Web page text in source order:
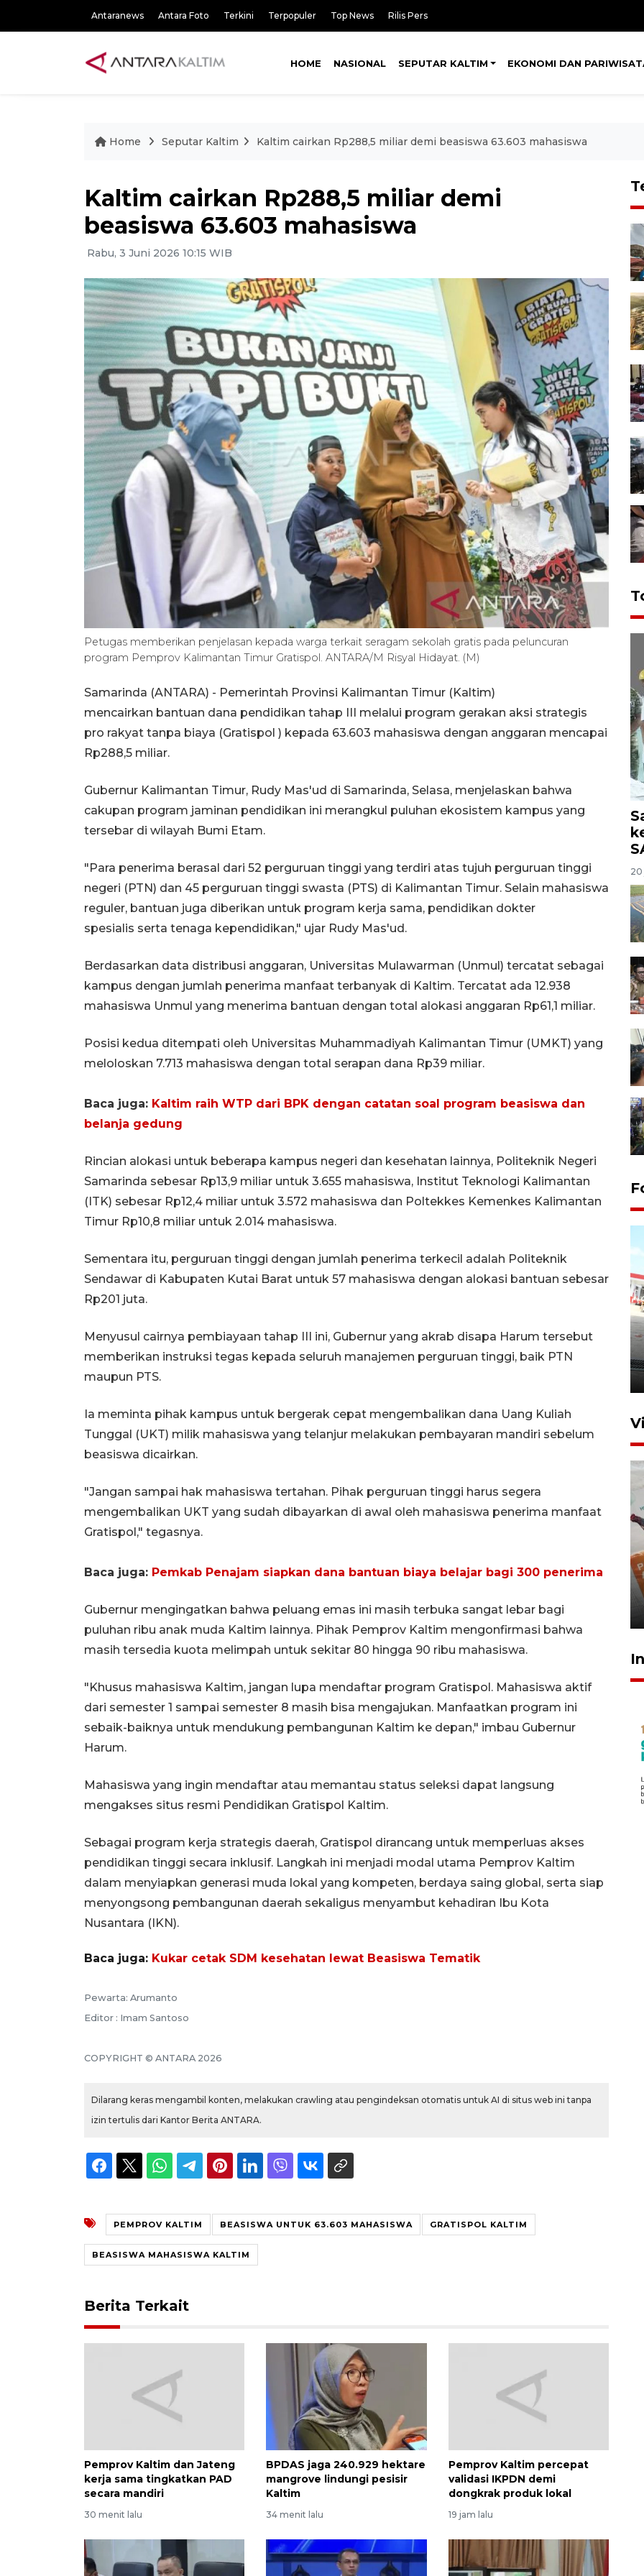
Antaranews Antara Foto Terkini Terpopuler Top News Rilis Pers
HOME NASIONAL SEPUTAR KALTIM EKONOMI DAN
Home Seputar Kaltim Kaltim cairkan Rp288,5 miliar demi beasiswa 63.603 mahasiswa
Kaltim cairkan Rp288,5 miliar demi
beasiswa 63.603 mahasiswa
Rabu, 3 Juni 2026 10:15 WIB
Petugas memberikan penjelasan kepada warga terkait seragam sekolah gratis pada peluncuran
program Pemprov Kalimantan Timur Gratispol. ANTARA/M Risyal Hidayat. (M)
Samarinda (ANTARA) - Pemerintah Provinsi Kalimantan Timur (Kaltim)
mencairkan bantuan dana pendidikan tahap III melalui program gerakan aksi strategis
pro rakyat tanpa biaya (Gratispol ) kepada 63.603 mahasiswa dengan anggaran mencapai
Rp288,5 miliar.
Gubernur Kalimantan Timur, Rudy Mas'ud di Samarinda, Selasa, menjelaskan bahwa
cakupan program jaminan pendidikan ini merangkul puluhan ekosistem kampus yang
tersebar di wilayah Bumi Etam.
"Para penerima berasal dari 52 perguruan tinggi yang terdiri atas tujuh perguruan tinggi
negeri (PTN) dan 45 perguruan tinggi swasta (PTS) di Kalimantan Timur. Selain mahasiswa
reguler, bantuan juga diberikan untuk program kerja sama, pendidikan dokter
spesialis serta tenaga kependidikan," ujar Rudy Mas'ud.
Berdasarkan data distribusi anggaran, Universitas Mulawarman (Unmul) tercatat sebagai
kampus dengan jumlah penerima manfaat terbanyak di Kaltim. Tercatat ada 12.938
mahasiswa Unmul yang menerima bantuan dengan total alokasi anggaran Rp61,1 miliar.
Posisi kedua ditempati oleh Universitas Muhammadiyah Kalimantan Timur (UMKT) yang
meloloskan 7.713 mahasiswa dengan total serapan dana Rp39 miliar.
Baca juga: Kaltim raih WTP dari BPK dengan catatan soal program beasiswa dan
belanja gedung
Rincian alokasi untuk beberapa kampus negeri dan kesehatan lainnya, Politeknik Negeri
Samarinda sebesar Rp13,9 miliar untuk 3.655 mahasiswa, Institut Teknologi Kalimantan
(ITK) sebesar Rp12,4 miliar untuk 3.572 mahasiswa dan Poltekkes Kemenkes Kalimantan
Timur Rp10,8 miliar untuk 2.014 mahasiswa.
Sementara itu, perguruan tinggi dengan jumlah penerima terkecil adalah Politeknik
Sendawar di Kabupaten Kutai Barat untuk 57 mahasiswa dengan alokasi bantuan sebesar
Rp201 juta.
Menyusul cairnya pembiayaan tahap III ini, Gubernur yang akrab disapa Harum tersebut
memberikan instruksi tegas kepada seluruh manajemen perguruan tinggi, baik PTN
maupun PTS.
Ia meminta pihak kampus untuk bergerak cepat mengembalikan dana Uang Kuliah
Tunggal (UKT) milik mahasiswa yang telanjur melakukan pembayaran mandiri sebelum
beasiswa dicairkan.
"Jangan sampai hak mahasiswa tertahan. Pihak perguruan tinggi harus segera
mengembalikan UKT yang sudah dibayarkan di awal oleh mahasiswa penerima manfaat
Gratispol," tegasnya.
Baca juga: Pemkab Penajam siapkan dana bantuan biaya belajar bagi 300 penerima
Gubernur mengingatkan bahwa peluang emas ini masih terbuka sangat lebar bagi
puluhan ribu anak muda Kaltim lainnya. Pihak Pemprov Kaltim mengonfirmasi bahwa
masih tersedia kuota melimpah untuk sekitar 80 hingga 90 ribu mahasiswa.
"Khusus mahasiswa Kaltim, jangan lupa mendaftar program Gratispol. Mahasiswa aktif
dari semester 1 sampai semester 8 masih bisa mengajukan. Manfaatkan program ini
sebaik-baiknya untuk mendukung pembangunan Kaltim ke depan," imbau Gubernur
Harum.
Mahasiswa yang ingin mendaftar atau memantau status seleksi dapat langsung
mengakses situs resmi Pendidikan Gratispol Kaltim.
Sebagai program kerja strategis daerah, Gratispol dirancang untuk memperluas akses
pendidikan tinggi secara inklusif. Langkah ini menjadi modal utama Pemprov Kaltim
dalam menyiapkan generasi muda lokal yang kompeten, berdaya saing global, serta siap
menyongsong pembangunan daerah sekaligus menyambut kehadiran Ibu Kota
Nusantara (IKN).
Baca juga: Kukar cetak SDM kesehatan lewat Beasiswa Tematik
Pewarta: Arumanto
Editor : Imam Santoso
COPYRIGHT © ANTARA 2026
Dilarang keras mengambil konten, melakukan crawling atau pengindeksan otomatis untuk AI di situs web ini tanpa
izin tertulis dari Kantor Berita ANTARA.
PEMPROV KALTIM BEASISWA UNTUK 63.603 MAHASISWA GRATISPOL KALTIM
BEASISWA MAHASISWA KALTIM
Berita Terkait
Pemprov Kaltim dan Jateng
kerja sama tingkatkan PAD
secara mandiri
30 menit lalu
BPDAS jaga 240.929 hektare
mangrove lindungi pesisir
Kaltim
34 menit lalu
Pemprov Kaltim percepat
validasi IKPDN demi
dongkrak produk lokal
19 jam lalu
20
Kebakaran kapal KM Prince
Soya di Samarinda
IKN mulai bangun hunian dari
20 Juli 2026 19:03
Vaksin HPV untuk siswa laki-